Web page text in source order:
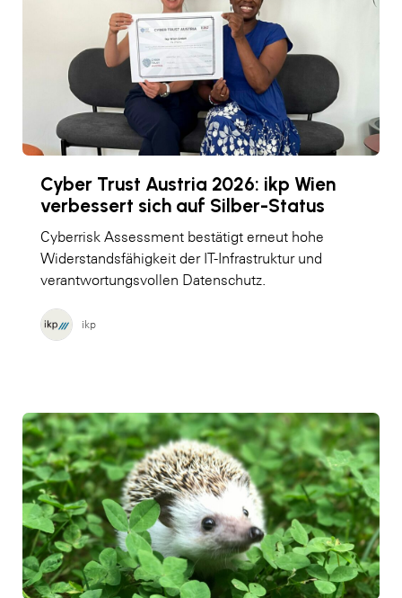
Cyber Trust Austria 2026: ikp Wien
verbessert sich auf Silber-Status
Cyberrisk Assessment bestätigt erneut hohe
Widerstandsfähigkeit der IT-Infrastruktur und
verantwortungsvollen Datenschutz.
ikp